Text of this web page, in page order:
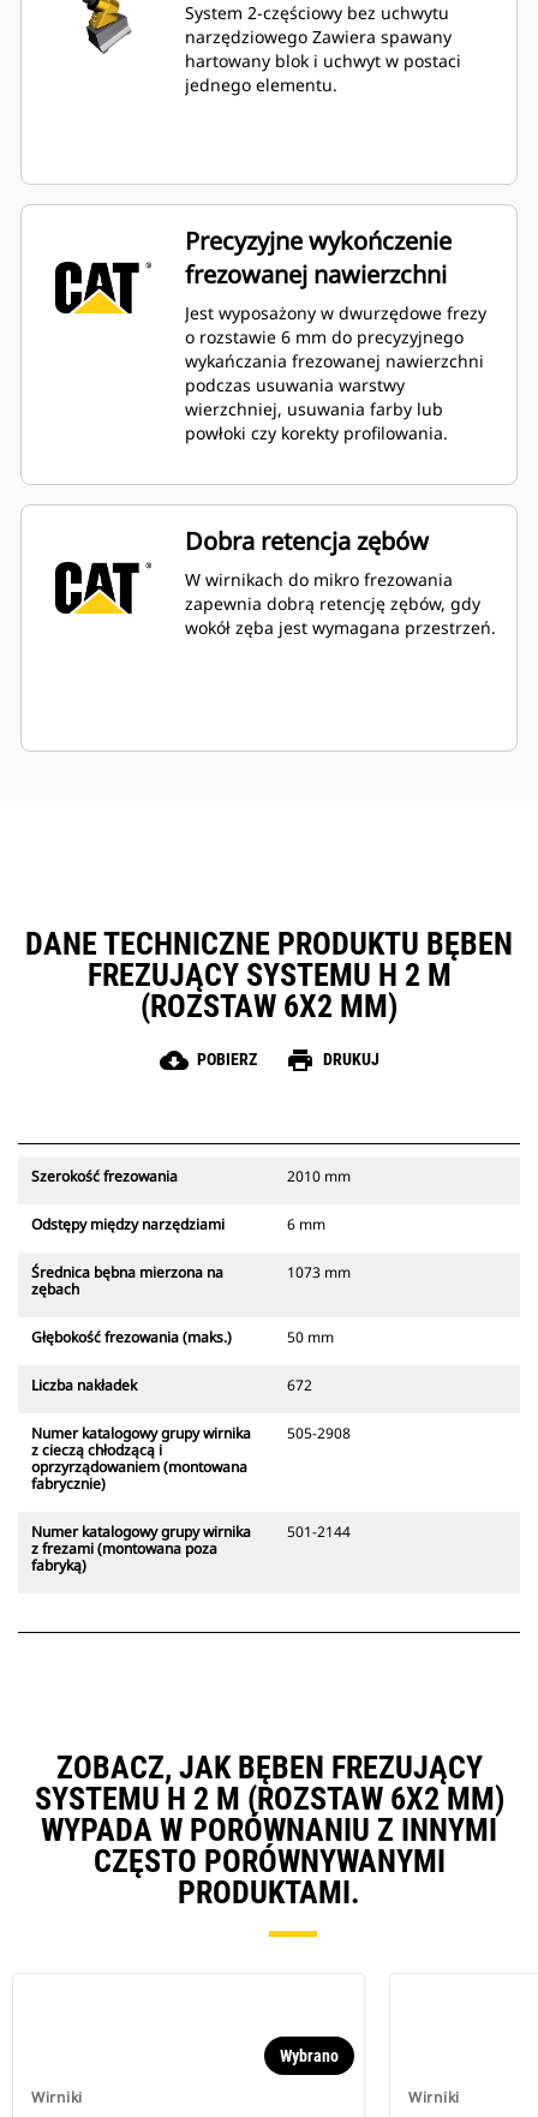
System 2-częściowy bez uchwytu
narzędziowego Zawiera spawany
hartowany blok i uchwyt w postaci
jednego elementu.
Precyzyjne wykończenie
frezowanej nawierzchni
Jest wyposażony w dwurzędowe frezy
o rozstawie 6 mm do precyzyjnego
wykańczania frezowanej nawierzchni
podczas usuwania warstwy
wierzchniej, usuwania farby lub
powłoki czy korekty profilowania.
Dobra retencja zębów
W wirnikach do mikro frezowania
zapewnia dobrą retencję zębów, gdy
wokół zęba jest wymagana przestrzeń.
DANE TECHNICZNE PRODUKTU BĘBEN
FREZUJĄCY SYSTEMU H 2 M
(ROZSTAW 6X2 MM)
cloud_download POBIERZ print DRUKUJ
Szerokość frezowania 2010 mm
Odstępy między narzędziami 6 mm
Średnica bębna mierzona na
zębach
1073 mm
Głębokość frezowania (maks.) 50 mm
Liczba nakładek 672
Numer katalogowy grupy wirnika
z cieczą chłodzącą i
oprzyrządowaniem (montowana
fabrycznie)
505-2908
Numer katalogowy grupy wirnika
z frezami (montowana poza
fabryką)
501-2144
ZOBACZ, JAK BĘBEN FREZUJĄCY
SYSTEMU H 2 M (ROZSTAW 6X2 MM)
WYPADA W PORÓWNANIU Z INNYMI
CZĘSTO PORÓWNYWANYMI
PRODUKTAMI.
Wirniki
Wybrano
Wirniki